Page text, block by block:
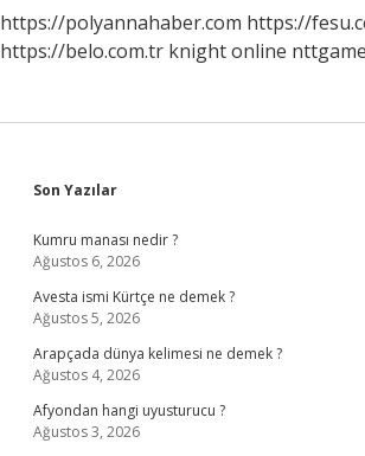
https://polyannahaber.com https://
https://belo.com.tr knight online nttgame
Sidebar
Son Yazılar
Kumru manası nedir ?
Ağustos 6, 2026
Avesta ismi Kürtçe ne demek ?
Ağustos 5, 2026
Arapçada dünya kelimesi ne demek ?
Ağustos 4, 2026
Afyondan hangi uyusturucu ?
Ağustos 3, 2026